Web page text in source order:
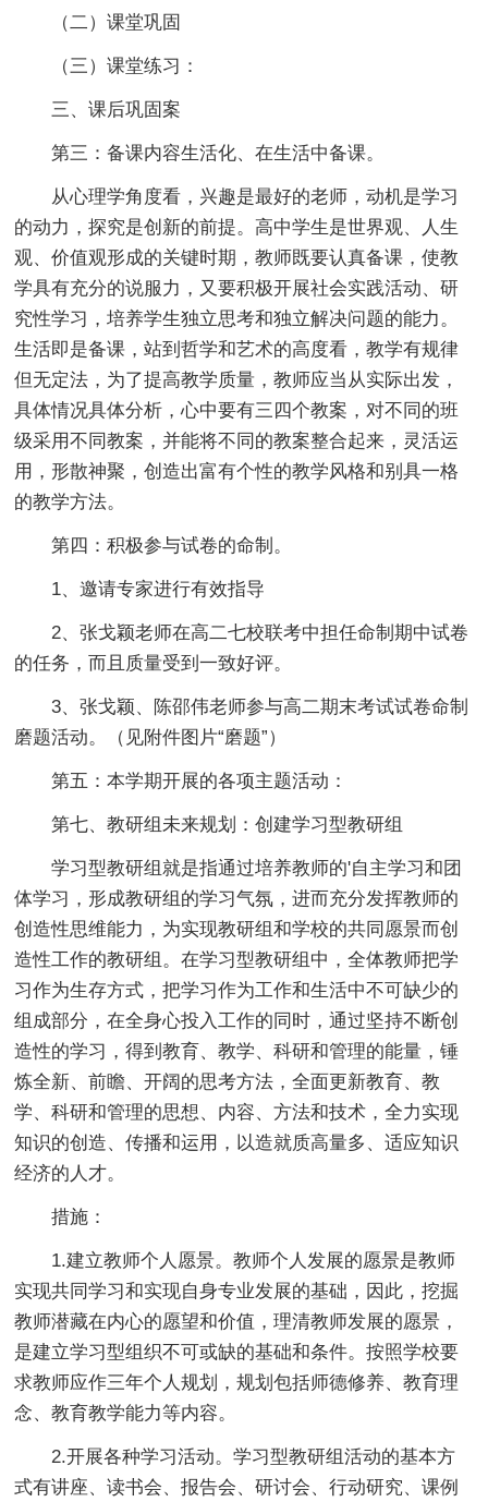
（二）课堂巩固
（三）课堂练习：
三、课后巩固案
第三：备课内容生活化、在生活中备课。
从心理学角度看，兴趣是最好的老师，动机是学习
的动力，探究是创新的前提。高中学生是世界观、人生
观、价值观形成的关键时期，教师既要认真备课，使教
学具有充分的说服力，又要积极开展社会实践活动、研
究性学习，培养学生独立思考和独立解决问题的能力。
生活即是备课，站到哲学和艺术的高度看，教学有规律
但无定法，为了提高教学质量，教师应当从实际出发，
具体情况具体分析，心中要有三四个教案，对不同的班
级采用不同教案，并能将不同的教案整合起来，灵活运
用，形散神聚，创造出富有个性的教学风格和别具一格
的教学方法。
第四：积极参与试卷的命制。
1、邀请专家进行有效指导
2、张戈颖老师在高二七校联考中担任命制期中试卷
的任务，而且质量受到一致好评。
3、张戈颖、陈邵伟老师参与高二期末考试试卷命制
磨题活动。（见附件图片“磨题”）
第五：本学期开展的各项主题活动：
第七、教研组未来规划：创建学习型教研组
学习型教研组就是指通过培养教师的'自主学习和团
体学习，形成教研组的学习气氛，进而充分发挥教师的
创造性思维能力，为实现教研组和学校的共同愿景而创
造性工作的教研组。在学习型教研组中，全体教师把学
习作为生存方式，把学习作为工作和生活中不可缺少的
组成部分，在全身心投入工作的同时，通过坚持不断创
造性的学习，得到教育、教学、科研和管理的能量，锤
炼全新、前瞻、开阔的思考方法，全面更新教育、教
学、科研和管理的思想、内容、方法和技术，全力实现
知识的创造、传播和运用，以造就质高量多、适应知识
经济的人才。
措施：
1.建立教师个人愿景。教师个人发展的愿景是教师
实现共同学习和实现自身专业发展的基础，因此，挖掘
教师潜藏在内心的愿望和价值，理清教师发展的愿景，
是建立学习型组织不可或缺的基础和条件。按照学校要
求教师应作三年个人规划，规划包括师德修养、教育理
念、教育教学能力等内容。
2.开展各种学习活动。学习型教研组活动的基本方
式有讲座、读书会、报告会、研讨会、行动研究、课例